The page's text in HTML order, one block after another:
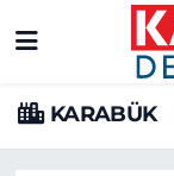
KARABÜK
Karabük